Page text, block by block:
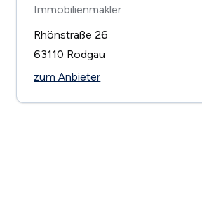
Immobilienmakler
Rhönstraße 26
63110 Rodgau
zum Anbieter